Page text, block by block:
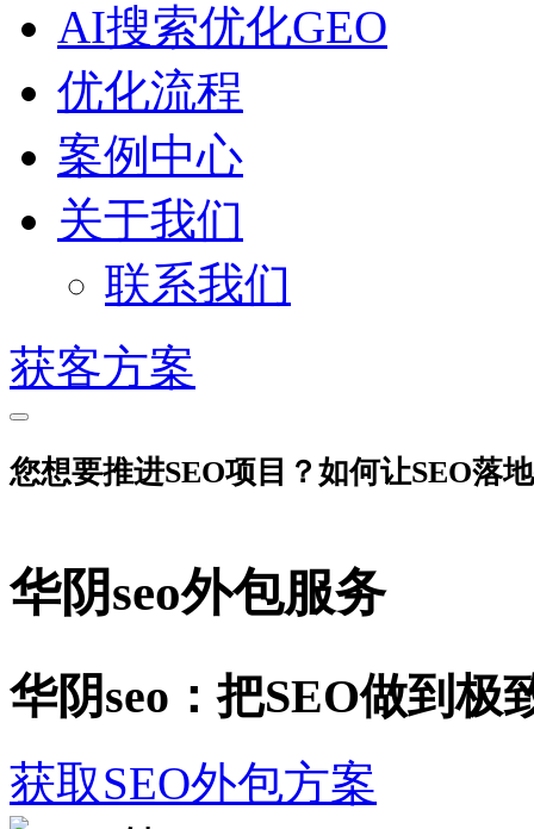
AI搜索优化GEO
优化流程
案例中心
关于我们
联系我们
获客方案
您想要推进SEO项目？如何让SEO落
华阴seo外包服务
华阴seo：把SEO做到极
获取SEO外包方案